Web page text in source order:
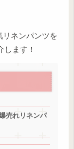
リネンパンツを
ます！
売れリネンパ